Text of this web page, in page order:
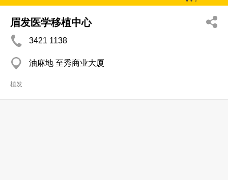
眉发医学移植中心
3421 1138
油麻地 至秀商业大厦
植发